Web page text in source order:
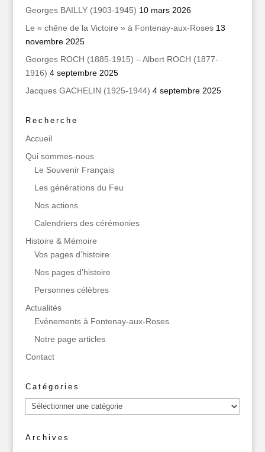
Georges BAILLY (1903-1945) 10 mars 2026
Le « chêne de la Victoire » à Fontenay-aux-Roses 13
novembre 2025
Georges ROCH (1885-1915) – Albert ROCH (1877-
1916) 4 septembre 2025
Jacques GACHELIN (1925-1944) 4 septembre 2025
Recherche
Accueil
Qui sommes‑nous
Le Souvenir Français
Les générations du Feu
Nos actions
Calendriers des cérémonies
Histoire & Mémoire
Vos pages d’histoire
Nos pages d’histoire
Personnes célèbres
Actualités
Evénements à Fontenay-aux-Roses
Notre page articles
Contact
Catégories
Catégories
Archives